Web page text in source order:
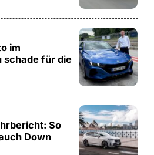
im
schade für die
So
Down